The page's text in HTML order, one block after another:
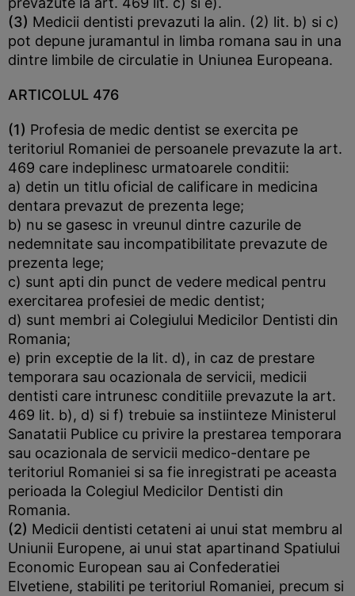
(3) Medicii dentisti prevazuti la alin. (2) lit. b) si c)
pot depune juramantul in limba romana sau in una
dintre limbile de circulatie in Uniunea Europeana.
ARTICOLUL 476
(1) Profesia de medic dentist se exercita pe
teritoriul Romaniei de persoanele prevazute la art.
469 care indeplinesc urmatoarele conditii:
a) detin un titlu oficial de calificare in medicina
dentara prevazut de prezenta lege;
b) nu se gasesc in vreunul dintre cazurile de
nedemnitate sau incompatibilitate prevazute de
prezenta lege;
c) sunt apti din punct de vedere medical pentru
exercitarea profesiei de medic dentist;
d) sunt membri ai Colegiului Medicilor Dentisti din
Romania;
e) prin exceptie de la lit. d), in caz de prestare
temporara sau ocazionala de servicii, medicii
dentisti care intrunesc conditiile prevazute la art.
469 lit. b), d) si f) trebuie sa instiinteze Ministerul
Sanatatii Publice cu privire la prestarea temporara
sau ocazionala de servicii medico-dentare pe
teritoriul Romaniei si sa fie inregistrati pe aceasta
perioada la Colegiul Medicilor Dentisti din
Romania.
(2) Medicii dentisti cetateni ai unui stat membru al
Uniunii Europene, ai unui stat apartinand Spatiului
Economic European sau ai Confederatiei
Elvetiene, stabiliti pe teritoriul Romaniei, precum si